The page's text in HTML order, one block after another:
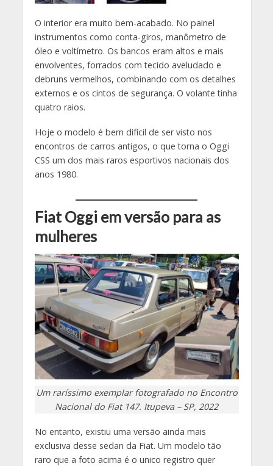
O interior era muito bem-acabado. No painel
instrumentos como conta-giros, manômetro de
óleo e voltímetro. Os bancos eram altos e mais
envolventes, forrados com tecido aveludado e
debruns vermelhos, combinando com os detalhes
externos e os cintos de segurança. O volante tinha
quatro raios.
Hoje o modelo é bem difícil de ser visto nos
encontros de carros antigos, o que torna o Oggi
CSS um dos mais raros esportivos nacionais dos
anos 1980.
Fiat Oggi em versão para as
mulheres
Um raríssimo exemplar fotografado no Encontro
Nacional do Fiat 147. Itupeva – SP, 2022
No entanto, existiu uma versão ainda mais
exclusiva desse sedan da Fiat. Um modelo tão
raro que a foto acima é o unico registro quer